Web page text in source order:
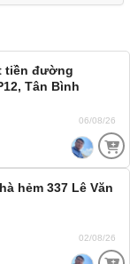
tiền đường
Tân Bình
06/08/26
hẻm 337 Lê Văn
02/08/26